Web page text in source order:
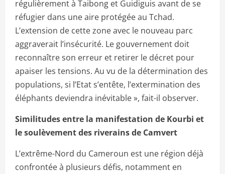
régulièrement à Taibong et Guidiguis avant de se
réfugier dans une aire protégée au Tchad.
L’extension de cette zone avec le nouveau parc
aggraverait l’insécurité. Le gouvernement doit
reconnaître son erreur et retirer le décret pour
apaiser les tensions. Au vu de la détermination des
populations, si l’Etat s’entête, l’extermination des
éléphants deviendra inévitable », fait-il observer.
Similitudes entre la manifestation de Kourbi et
le soulèvement des riverains de Camvert
L’extrême-Nord du Cameroun est une région déjà
confrontée à plusieurs défis, notamment en